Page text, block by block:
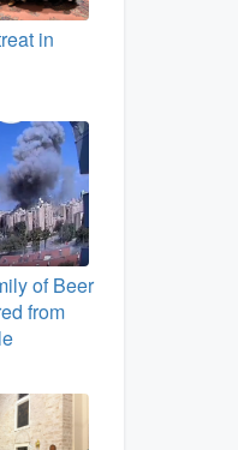
in
of Beer
from